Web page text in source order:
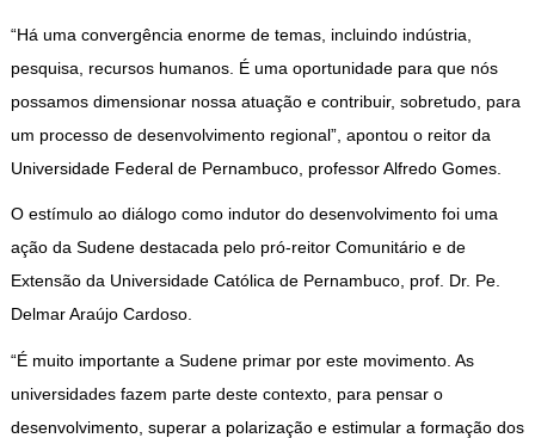
“Há uma convergência enorme de temas, incluindo indústria,
pesquisa, recursos humanos. É uma oportunidade para que nós
possamos dimensionar nossa atuação e contribuir, sobretudo, para
um processo de desenvolvimento regional”, apontou o reitor da
Universidade Federal de Pernambuco, professor Alfredo Gomes.
O estímulo ao diálogo como indutor do desenvolvimento foi uma
ação da Sudene destacada pelo pró-reitor Comunitário e de
Extensão da Universidade Católica de Pernambuco, prof. Dr. Pe.
Delmar Araújo Cardoso.
“É muito importante a Sudene primar por este movimento. As
universidades fazem parte deste contexto, para pensar o
desenvolvimento, superar a polarização e estimular a formação dos